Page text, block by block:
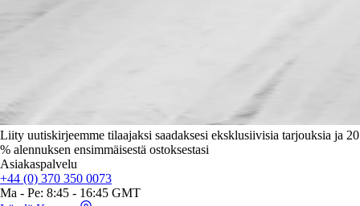
Liity uutiskirjeemme tilaajaksi saadaksesi eksklusiivisia tarjouksia ja 20
% alennuksen ensimmäisestä ostoksestasi
Asiakaspalvelu
+44 (0) 370 350 0073
Ma - Pe: 8:45 - 16:45 GMT